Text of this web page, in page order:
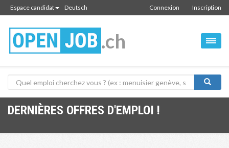
Espace candidat Deutsch Inscription
Connexion
.ch
DERNIÈRES OFFRES D'EMPLOI !